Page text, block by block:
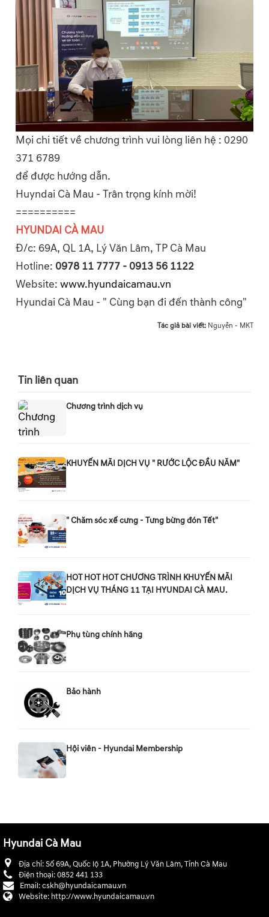
Mọi chi tiết về chương trình vui lòng liên hệ : 0290
371 6789
để được hướng dẫn.
Huyndai Cà Mau - Trân trọng kính mời!
==========
HYUNDAI CÀ MAU
Đ/c: 69A, QL 1A, Lý Văn Lâm, TP Cà Mau
Hotline: 0978 11 7777 - 0913 56 1122
Website: www.hyundaicamau.vn
Hyundai Cà Mau - " Cùng bạn đi đến thành công"
Tác giả bài viết: Nguyễn - MKT
Tin liên quan
Chương trình dịch vụ
KHUYẾN MÃI DỊCH VỤ " RƯỚC LỘC ĐẦU NĂM"
" Chăm sóc xế cưng - Tưng bừng đón Tết"
HOT HOT HOT CHƯƠNG TRÌNH KHUYẾN MÃI
DỊCH VỤ THÁNG 11 TẠI HYUNDAI CÀ MAU.
Phụ tùng chính hãng
Bảo hành
Hội viên - Hyundai Membership
Hyundai Cà Mau
Địa chỉ:Số 69A, Quốc lộ 1A, Phường Lý Văn Lâm, Tỉnh Cà Mau
Điện thoại:0852 441 133
Email:cskh@hyundaicamau.vn
Website: http://www.hyundaicamau.vn